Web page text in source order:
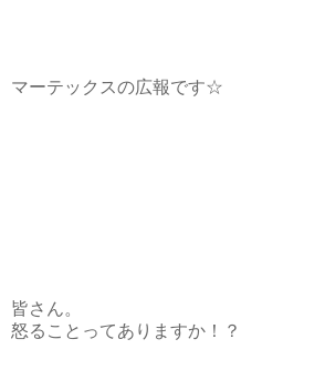
マーテックスの広報です☆
皆さん。
怒ることってありますか！？